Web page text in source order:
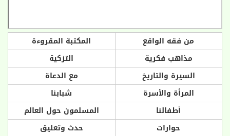
من فقه الواقع
المكتبة المقروءة
مذاهب فكرية
التزكية
السيرة والتاريخ
مع الدعاة
المرأة والأسرة
شبابنا
أطفالنا
المسلمون حول العالم
حوارات
حدث وتعليق